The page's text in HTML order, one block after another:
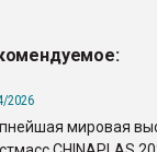
2026
мировая